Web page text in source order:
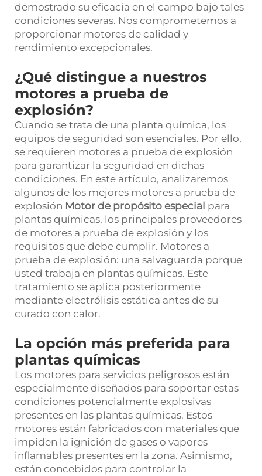
demostrado su eficacia en el campo bajo tales
condiciones severas. Nos comprometemos a
proporcionar motores de calidad y
rendimiento excepcionales.
¿Qué distingue a nuestros
motores a prueba de
explosión?
Cuando se trata de una planta química, los
equipos de seguridad son esenciales. Por ello,
se requieren motores a prueba de explosión
para garantizar la seguridad en dichas
condiciones. En este artículo, analizaremos
algunos de los mejores motores a prueba de
explosión Motor de propósito especial para
plantas químicas, los principales proveedores
de motores a prueba de explosión y los
requisitos que debe cumplir. Motores a
prueba de explosión: una salvaguarda porque
usted trabaja en plantas químicas. Este
tratamiento se aplica posteriormente
mediante electrólisis estática antes de su
curado con calor.
La opción más preferida para
plantas químicas
Los motores para servicios peligrosos están
especialmente diseñados para soportar estas
condiciones potencialmente explosivas
presentes en las plantas químicas. Estos
motores están fabricados con materiales que
impiden la ignición de gases o vapores
inflamables presentes en la zona. Asimismo,
están concebidos para controlar la